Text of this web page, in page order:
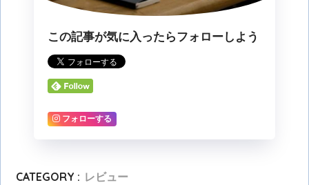
この記事が気に入ったらフォローしよう
フォローする
CATEGORY : レビュー